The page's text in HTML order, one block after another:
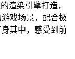
渲染引擎打造，
戏场景，配合极
其中，感受到前